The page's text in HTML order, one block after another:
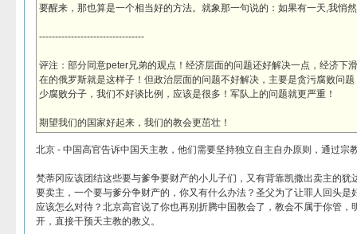
要醒来，那也算是一个相当好的方法。就象那一句说的：如果有一天,我悄
---------------------------------
评注：部分同意peter兄弟的观点！经济层面的问题还好解决一点，经济下
在的俄罗斯就是这样子！但政治层面的问题不好解决，主要是贪污腐败问
少腐败分子，我们不好谈比例，应该是很多！军队上的问题就更严重！
期望我们的国家好起来，我们的教会更茁壮！
北京 - 中国高官告诉中国天主教，他们需要坚持独立自主自办原则，通过宗
梵蒂冈应该团结这些要与爹争要财产的小儿子们，又有背靠凯撒出卖主的犹
要卖主，一个要与爹分争财产的，你又有什么办法？圣父为了让罪人回头是
应该怎么对待？北京高官说了你也再别折腾中国教会了，教会不属于你管，
开，直接干预天主教的教义。